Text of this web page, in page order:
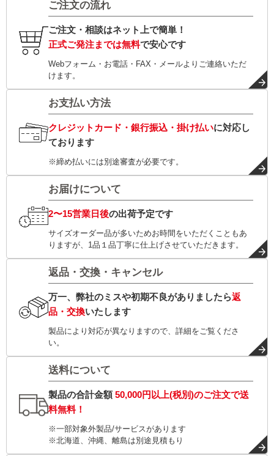
ご注文の流れ
ご注文・相談はネット上で簡単！
正式ご発注までは無料で安心です
Webフォーム・お電話・FAX・メールよりご連絡いただ
けます。
お支払い方法
クレジットカード・銀行振込・掛け払いに対応し
ております
※締め払いには別途審査が必要です。
お届けについて
2〜15営業日後の出荷予定です
サイズオーダー品が多いためお時間をいただくこともあ
りますが、1品１品丁寧に仕上げさせていただきます。
返品・交換・キャンセル
万一、弊社のミスや初期不良がありましたら返
品・交換いたします
製品により対応が異なりますので、詳細をご覧くださ
い。
送料について
製品の合計金額50,000円以上(税別)のご注文で送
料無料！
※一部対象外製品/サービスがあります
※北海道、沖縄、離島は別途見積もり